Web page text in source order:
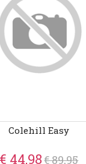
Colehill Easy
€ 44,98€ 89,95